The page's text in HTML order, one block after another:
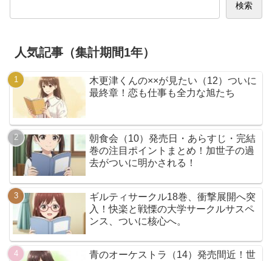
検索
人気記事（集計期間1年）
木更津くんの××が見たい（12）ついに
最終章！恋も仕事も全力な旭たち
朝食会（10）発売日・あらすじ・完結
巻の注目ポイントまとめ！加世子の過
去がついに明かされる！
ギルティサークル18巻、衝撃展開へ突
入！快楽と戦慄の大学サークルサスペ
ンス、ついに核心へ。
青のオーケストラ（14）発売間近！世